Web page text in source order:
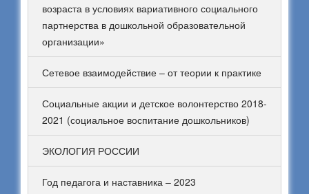
возраста в условиях вариативного социального
партнерства в дошкольной образовательной
организации»
Сетевое взаимодействие – от теории к практике
Социальные акции и детское волонтерство 2018-
2021 (социальное воспитание дошкольников)
ЭКОЛОГИЯ РОССИИ
Год педагога и наставника – 2023